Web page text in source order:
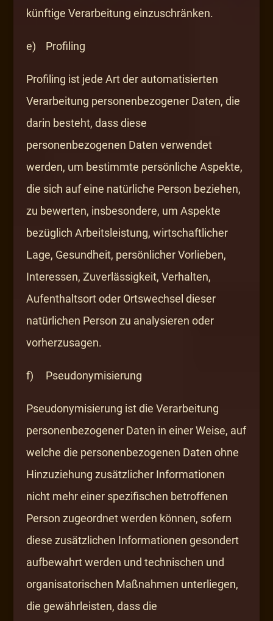
künftige Verarbeitung einzuschränken.
e) Profiling
Profiling ist jede Art der automatisierten
Verarbeitung personenbezogener Daten, die
darin besteht, dass diese
personenbezogenen Daten verwendet
werden, um bestimmte persönliche Aspekte,
die sich auf eine natürliche Person beziehen,
zu bewerten, insbesondere, um Aspekte
bezüglich Arbeitsleistung, wirtschaftlicher
Lage, Gesundheit, persönlicher Vorlieben,
Interessen, Zuverlässigkeit, Verhalten,
Aufenthaltsort oder Ortswechsel dieser
natürlichen Person zu analysieren oder
vorherzusagen.
f) Pseudonymisierung
Pseudonymisierung ist die Verarbeitung
personenbezogener Daten in einer Weise, auf
welche die personenbezogenen Daten ohne
Hinzuziehung zusätzlicher Informationen
nicht mehr einer spezifischen betroffenen
Person zugeordnet werden können, sofern
diese zusätzlichen Informationen gesondert
aufbewahrt werden und technischen und
organisatorischen Maßnahmen unterliegen,
die gewährleisten, dass die